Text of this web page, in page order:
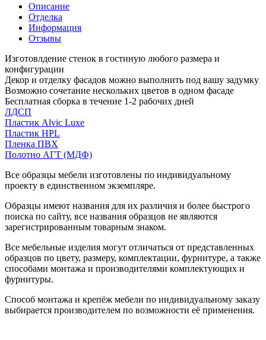
Описание
Отделка
Информация
Отзывы
Изготовлдение стенок в гостиную любого размера и
конфигурации
Декор и отделку фасадов можно выполнить под вашу задумку
Возможно сочетание нескольких цветов в одном фасаде
Бесплатная сборка в течение 1-2 рабочих дней
ЛДСП
Пластик Alvic Luxe
Пластик HPL
Пленка ПВХ
Полотно АГТ (МДФ)
Все образцы мебели изготовлены по индивидуальному
проекту в единственном экземпляре.
Образцы имеют названия для их различия и более быстрого
поиска по сайту, все названия образцов не являются
зарегистрированным товарным знаком.
Все мебельные изделия могут отличаться от представленных
образцов по цвету, размеру, комплектации, фурнитуре, а также
способами монтажа и производителями комплектующих и
фурнитуры.
Способ монтажа и крепёж мебели по индивидуальному заказу
выбирается производителем по возможности её применения.